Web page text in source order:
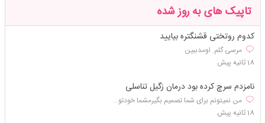
تاپیک های به روز شده
کدوم روتختی قشنگتره بیایید
مرسی گلم. اومدببین
18 ثانیه پیش
نامزدم سرچ کرده بود درمان زگیل تناسلی
من نمیتونم برای شما تصمیم بگیرمشما خودتو...
18 ثانیه پیش